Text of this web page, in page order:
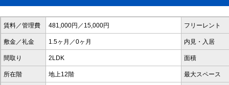
賃料／管理費 481,000円／15,000円 フリーレント
敷金／礼金 1.5ヶ月／0ヶ月 内見・入居
間取り 2LDK 面積
所在階 地上12階 最大スペース